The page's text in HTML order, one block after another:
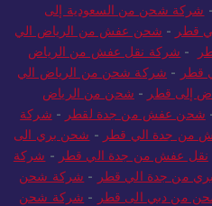
- شركة شحن من السعودية إلى
قطر - شحن عفش من الرياض الي
- شركة نقل عفش من الرياض
قطر - شركة شحن من الرياض الي
إلى قطر - شحن من الرياض
شحن عفش من جدة لقطر - شركة
من جدة الي قطر - شحن بري الى
نقل عفش من جدة الي قطر - شركة
من جدة الي قطر - شركة شحن
من دبي الى قطر - شركة شحن